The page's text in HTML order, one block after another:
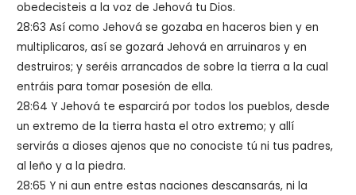
obedecisteis a la voz de Jehová tu Dios.
28:63 Así como Jehová se gozaba en haceros bien y en
multiplicaros, así se gozará Jehová en arruinaros y en
destruiros; y seréis arrancados de sobre la tierra a la cual
entráis para tomar posesión de ella.
28:64 Y Jehová te esparcirá por todos los pueblos, desde
un extremo de la tierra hasta el otro extremo; y allí
servirás a dioses ajenos que no conociste tú ni tus padres,
al leño y a la piedra.
28:65 Y ni aun entre estas naciones descansarás, ni la